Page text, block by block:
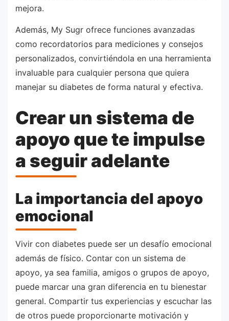
mejora.
Además, My Sugr ofrece funciones avanzadas
como recordatorios para mediciones y consejos
personalizados, convirtiéndola en una herramienta
invaluable para cualquier persona que quiera
manejar su diabetes de forma natural y efectiva.
Crear un sistema de
apoyo que te impulse
a seguir adelante
La importancia del apoyo
emocional
Vivir con diabetes puede ser un desafío emocional
además de físico. Contar con un sistema de
apoyo, ya sea familia, amigos o grupos de apoyo,
puede marcar una gran diferencia en tu bienestar
general. Compartir tus experiencias y escuchar las
de otros puede proporcionarte motivación y